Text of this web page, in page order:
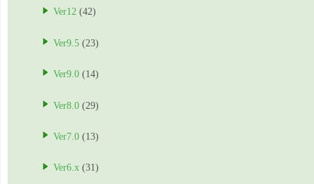
Ver12 (42)
Ver9.5 (23)
Ver9.0 (14)
Ver8.0 (29)
Ver7.0 (13)
Ver6.x (31)